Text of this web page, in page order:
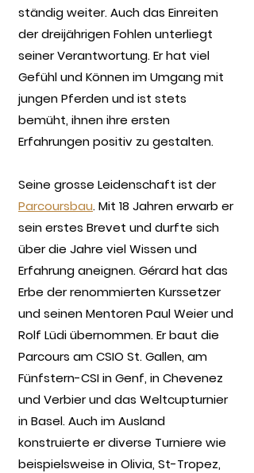
ständig weiter. Auch das Einreiten
der dreijährigen Fohlen unterliegt
seiner Verantwortung. Er hat viel
Gefühl und Können im Umgang mit
jungen Pferden und ist stets
bemüht, ihnen ihre ersten
Erfahrungen positiv zu gestalten.
Seine grosse Leidenschaft ist der
Parcoursbau. Mit 18 Jahren erwarb er
sein erstes Brevet und durfte sich
über die Jahre viel Wissen und
Erfahrung aneignen. Gérard hat das
Erbe der renommierten Kurssetzer
und seinen Mentoren Paul Weier und
Rolf Lüdi übernommen. Er baut die
Parcours am CSIO St. Gallen, am
Fünfstern-CSI in Genf, in Chevenez
und Verbier und das Weltcupturnier
in Basel. Auch im Ausland
konstruierte er diverse Turniere wie
beispielsweise in Olivia, St-Tropez,